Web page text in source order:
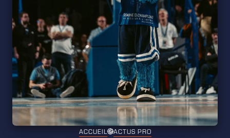
ACCUEIL ACTUS PRO